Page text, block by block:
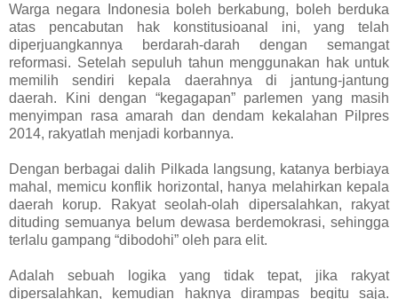
Warga negara Indonesia boleh berkabung, boleh berduka
atas pencabutan hak konstitusioanal ini, yang telah
diperjuangkannya berdarah-darah dengan semangat
reformasi. Setelah sepuluh tahun menggunakan hak untuk
memilih sendiri kepala daerahnya di jantung-jantung
daerah. Kini dengan “kegagapan” parlemen yang masih
menyimpan rasa amarah dan dendam kekalahan Pilpres
2014, rakyatlah menjadi korbannya.
Dengan berbagai dalih Pilkada langsung, katanya berbiaya
mahal, memicu konflik horizontal, hanya melahirkan kepala
daerah korup. Rakyat seolah-olah dipersalahkan, rakyat
dituding semuanya belum dewasa berdemokrasi, sehingga
terlalu gampang “dibodohi” oleh para elit.
Adalah sebuah logika yang tidak tepat, jika rakyat
dipersalahkan, kemudian haknya dirampas begitu saja.